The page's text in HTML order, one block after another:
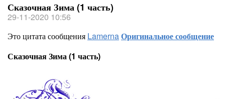
Сказочная Зима (1 часть)
29-11-2020 10:56
Это цитата сообщения LamernaОригинальное сообщение
Сказочная Зима (1 часть)